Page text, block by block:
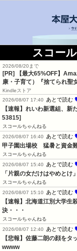
スコー
2026/08/20まで
[PR]
【最大65%OFF】
康・子育て）『捨てられ聖
Kindleストア
2026/08/07 17:40
あとで読む
【速報】れいわ新選組、
53815]
スコールちゃんねる
2026/08/07 16:40
あとで読む
甲子園出場校　猛暑と資金
スコールちゃんねる
2026/08/07 15:40
あとで読む
「片親の女だけはやめとけ
スコールちゃんねる
2026/08/07 15:10
あとで読む
【速報】北海道江別大学
決・・・
スコールちゃんねる
2026/08/07 12:40
あとで読む
【悲報】佐藤二朗の顔を
wwww